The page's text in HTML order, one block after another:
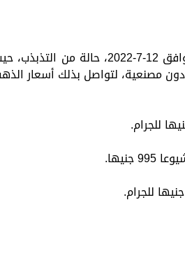
وذلك دون مصنعية، لتواصل بذلك